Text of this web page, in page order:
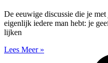
De eeuwige discussie die je
eigenlijk iedere man hebt: je
lijken
Lees Meer »